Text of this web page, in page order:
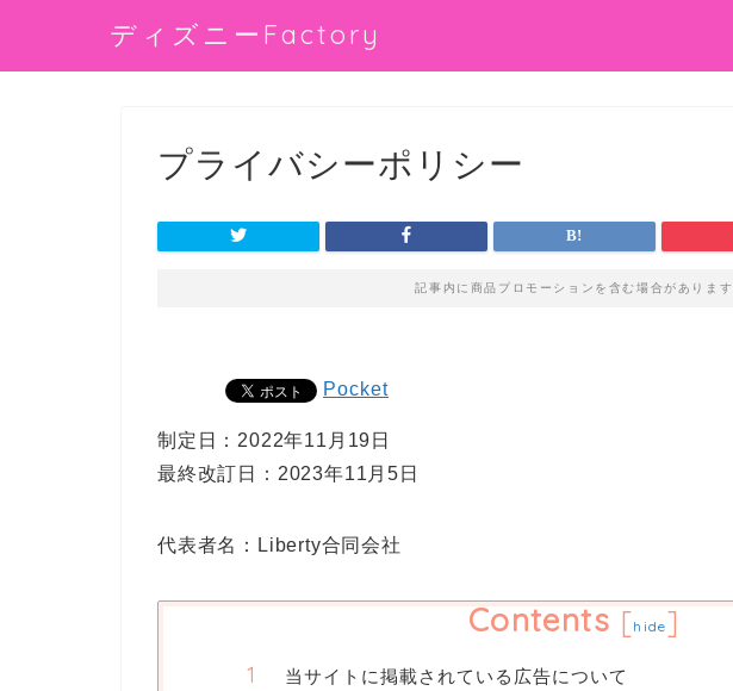
ディズニーFactory
プライバシーポリシー
記事内に商品プロモーションを含む場合があります
Pocket
制定日：2022年11月19日
最終改訂日：2023年11月5日
代表者名：Liberty合同会社
Contents [hide]
当サイトに掲載されている広告について